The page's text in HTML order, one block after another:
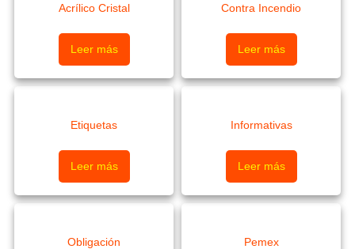
Acrílico Cristal
Leer más
Contra Incendio
Leer más
Etiquetas
Leer más
Informativas
Leer más
Obligación Pemex